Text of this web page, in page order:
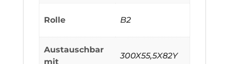
Rolle B2
Austauschbar
mit
300X55,5X82Y